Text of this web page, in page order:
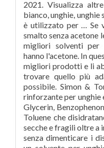
2021. Visualizza
bianco, unghie, unghie
è utilizzato per … Se
smalto senza acetone
migliori solventi per
hanno l'acetone. In
migliori prodotti e li
trovare quello più
possibile. Simon &
rinforzante per unghie
Glycerin,
Toluene che
secche e fragili oltre a
senza dimenticare i